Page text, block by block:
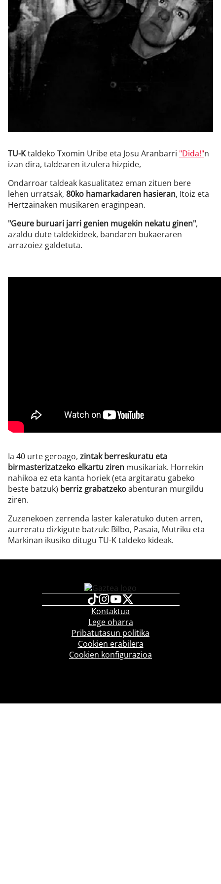
Klisk
TU-Ktaldeko Txomin Uribe eta Josu Aranbarri "Dida!"n
izan dira, taldearen itzulera hizpide,
Ondarroar taldeak kasualitatez eman zituen bere
lehen urratsak, 80ko hamarkadaren hasieran, Itoiz eta
Hertzainaken musikaren eraginpean.
"Geure buruari jarri genien mugekin nekatu ginen",
azaldu dute taldekideek, bandaren bukaeraren
arrazoiez galdetuta.
Ia 40 urte geroago, zintak berreskuratu eta
birmasterizatzeko elkartu ziren musikariak. Horrekin
nahikoa ez eta kanta horiek (eta argitaratu gabeko
beste batzuk) berriz grabatzekoabenturan murgildu
ziren.
Zuzenekoen zerrenda laster kaleratuko duten arren,
aurreratu dizkigute batzuk: Bilbo, Pasaia, Mutriku eta
Markinan ikusiko ditugu TU-K taldeko kideak.
Kontaktua
Lege oharra
Pribatutasun politika
Cookien erabilera
Cookien konfigurazioa